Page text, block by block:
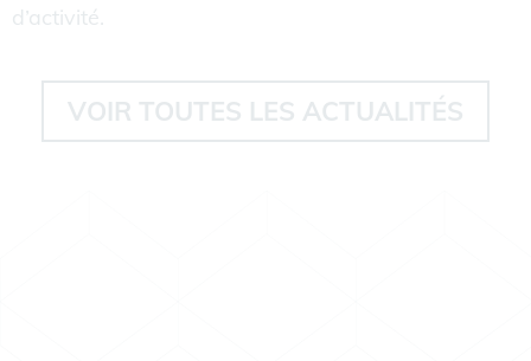
d’activité.
VOIR TOUTES LES ACTUALITÉS